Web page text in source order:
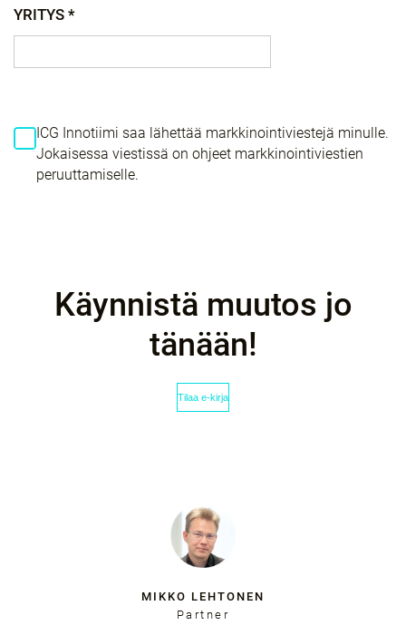
YRITYS *
ICG Innotiimi saa lähettää markkinointiviestejä minulle.
Jokaisessa viestissä on ohjeet markkinointiviestien
peruuttamiselle.
Käynnistä muutos jo
tänään!
MIKKO LEHTONEN
Partner